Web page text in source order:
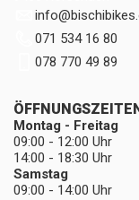
info@
071 534 16 80
078 770 49 89
ÖFFNUNGSZEITEN
Montag - Freitag
09:00 - 12:00 Uhr
14:00 - 18:30 Uhr
Samstag
09:00 - 14:00 Uhr